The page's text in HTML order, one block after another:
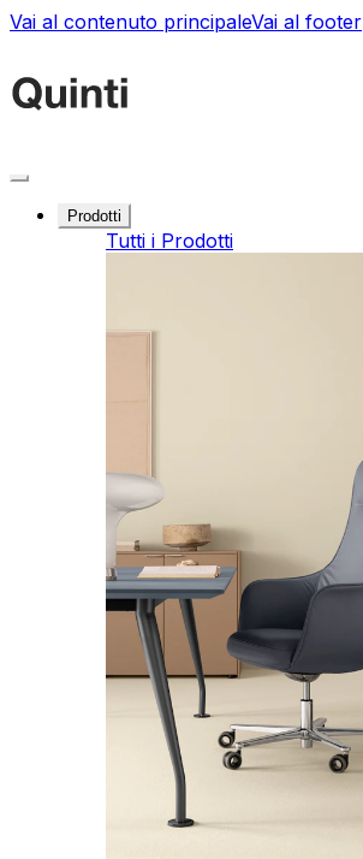
Vai al contenuto principaleVai al footer
Prodotti
Tutti i Prodotti